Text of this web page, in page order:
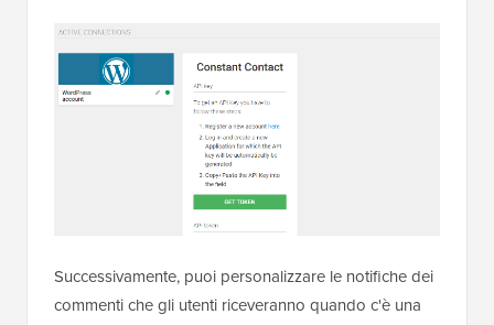
Successivamente, puoi personalizzare le notifiche dei
commenti che gli utenti riceveranno quando c'è una